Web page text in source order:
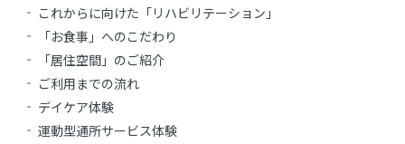
これからに向けた「リハビリテーション」
「お食事」へのこだわり
「居住空間」のご紹介
ご利用までの流れ
デイケア体験
運動型通所サービス体験